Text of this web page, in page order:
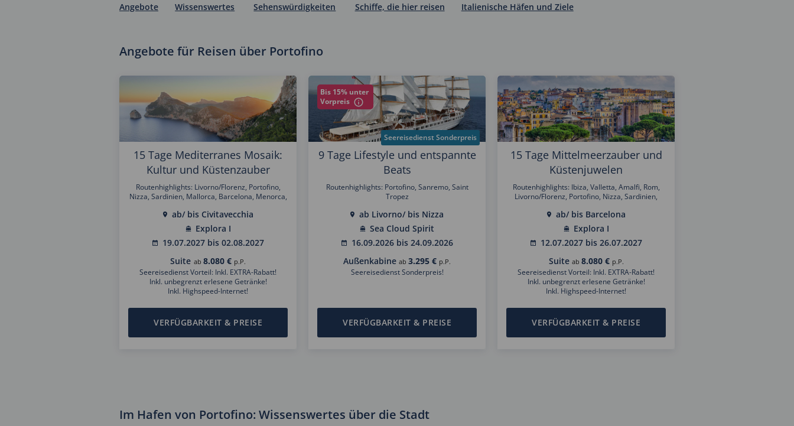
Angebote Wissenswertes Sehenswürdigkeiten Schiffe, die hier reisen Italienische Häfen und Ziele
Angebote für Reisen über Portofino
15 Tage Mediterranes Mosaik:
Kultur und Küstenzauber
Routenhighlights: Livorno/Florenz, Portofino,
Nizza, Sardinien, Mallorca, Barcelona, Menorca,
ab/ bis Civitavecchia
Explora I
19.07.2027 bis 02.08.2027
Suite ab 8.080 € p.P.
Seereisedienst Vorteil: Inkl. EXTRA-Rabatt!
Inkl. unbegrenzt erlesene Getränke!
Inkl. Highspeed-Internet!
VERFÜGBARKEIT & PREISE
Bis 15% unter
Vorpreis
Seereisedienst Sonderpreis
9 Tage Lifestyle und entspannte
Beats
Routenhighlights: Portofino, Sanremo, Saint
Tropez
ab Livorno/ bis Nizza
Sea Cloud Spirit
16.09.2026 bis 24.09.2026
Außenkabine ab3.295 € p.P.
Seereisedienst Sonderpreis!
VERFÜGBARKEIT & PREISE
15 Tage Mittelmeerzauber und
Küstenjuwelen
Routenhighlights: Ibiza, Valletta, Amalfi, Rom,
Livorno/Florenz, Portofino, Nizza, Sardinien,
ab/ bis Barcelona
Explora I
12.07.2027 bis 26.07.2027
Suite ab 8.080 € p.P.
Seereisedienst Vorteil: Inkl. EXTRA-Rabatt!
Inkl. unbegrenzt erlesene Getränke!
Inkl. Highspeed-Internet!
VERFÜGBARKEIT & PREISE
Im Hafen von Portofino: Wissenswertes über die Stadt